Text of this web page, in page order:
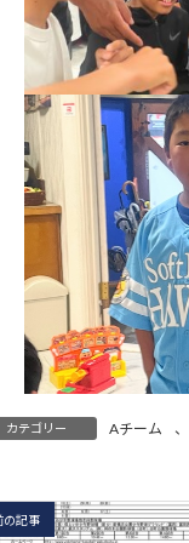
カテゴリー Aチーム 、
の記事